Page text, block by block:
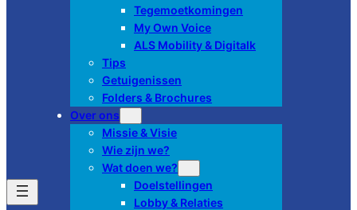
Tegemoetkomingen
My Own Voice
ALS Mobility & Digitalk
Tips
Getuigenissen
Folders & Brochures
Over ons
Missie & Visie
Wie zijn we?
Wat doen we?
Doelstellingen
Lobby & Relaties